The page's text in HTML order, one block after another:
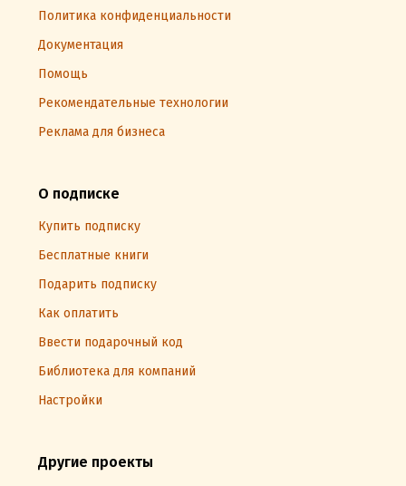
Политика конфиденциальности
Документация
Помощь
Рекомендательные технологии
Реклама для бизнеса
О подписке
Купить подписку
Бесплатные книги
Подарить подписку
Как оплатить
Ввести подарочный код
Библиотека для компаний
Настройки
Другие проекты